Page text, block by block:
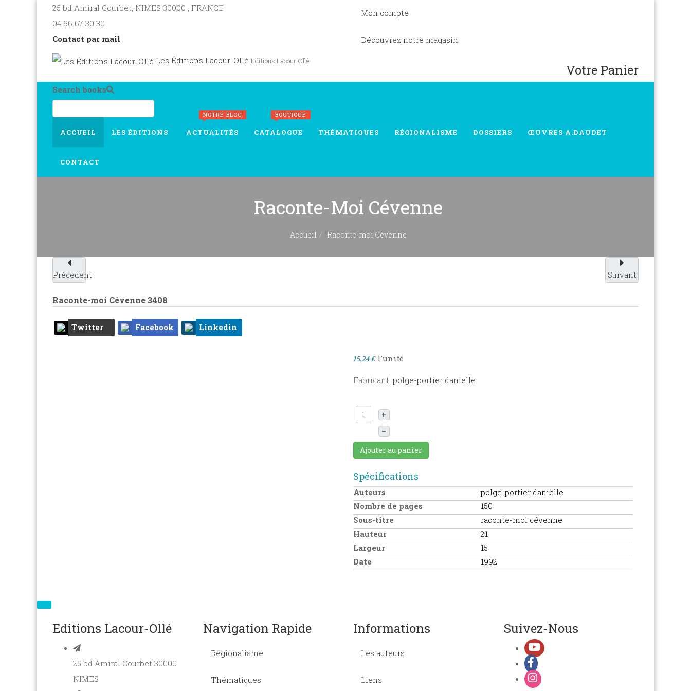
25 bd Amiral Courbet, NIMES 30000 , FRANCE
04 66 67 30 30
Contact par mail
Mon compte
Découvrez notre magasin
Les Éditions Lacour-Ollé Editions Lacour Ollé
Votre Panier
Search books
ACCUEIL LES ÉDITIONS ACTUALITÉS
NOTRE BLOG
CATALOGUE
BOUTIQUE
THÉMATIQUES RÉGIONALISME DOSSIERS ŒUVRES A.DAUDET
CONTACT
Raconte-Moi Cévenne
Accueil Raconte-moi Cévenne
Précédent Suivant
Raconte-moi Cévenne3408
Twitter Facebook Linkedin
15,24 € l'unité
Fabricant: polge-portier danielle
+
–
Ajouter au panier
Spécifications
Auteurs
polge-portier danielle
Nombre de pages
150
Sous-titre
raconte-moi cévenne
Hauteur
21
Largeur
15
Date
1992
Editions Lacour-Ollé
25 bd Amiral Courbet 30000
NIMES
Navigation Rapide
Régionalisme
Thématiques
Informations
Les auteurs
Liens
Suivez-Nous